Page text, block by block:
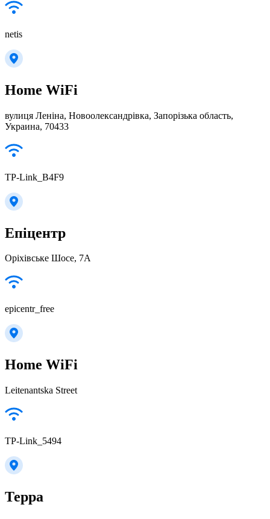
netis
Home WiFi
вулиця Леніна, Новоолександрівка, Запорізька область,
Украина, 70433
TP-Link_B4F9
Епіцентр
Оріхівське Шосе, 7А
epicentr_free
Home WiFi
Leitenantska Street
TP-Link_5494
Терра